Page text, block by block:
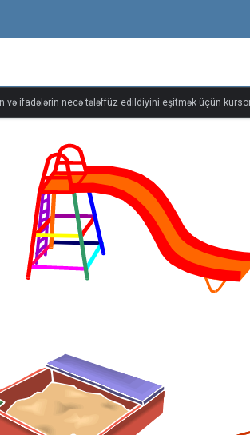
və ifadələrin necə tələffüz edildiyini eşitmək üçün